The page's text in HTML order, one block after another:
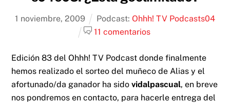
1 noviembre, 2009 Podcast:Ohhh! TV Podcasts04
11 comentarios
Edición 83 del Ohhh! TV Podcast donde finalmente
hemos realizado el sorteo del muñeco de Alias y el
afortunado/da ganador ha sidovidalpascual, en breve
nos pondremos en contacto, para hacerle entrega del